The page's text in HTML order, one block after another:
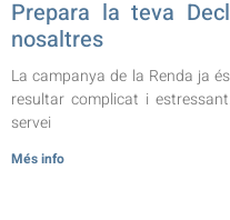
Prepara la teva
nosaltres
La campanya de la Renda ja
resultar complicat i
servei
Més info